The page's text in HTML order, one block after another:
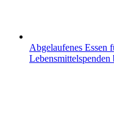
Abgelaufenes Essen
Lebensmittelspenden